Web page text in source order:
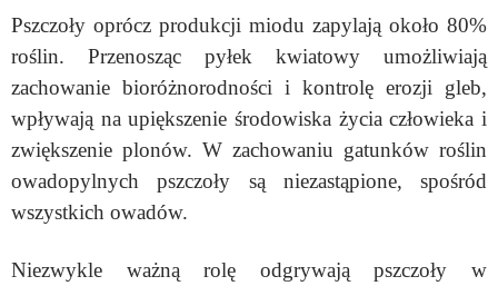
Pszczoły oprócz produkcji miodu zapylają około 80%
roślin. Przenosząc pyłek kwiatowy umożliwiają
zachowanie bioróżnorodności i kontrolę erozji gleb,
wpływają na upiększenie środowiska życia człowieka i
zwiększenie plonów. W zachowaniu gatunków roślin
owadopylnych pszczoły są niezastąpione, spośród
wszystkich owadów.
Niezwykle ważną rolę odgrywają pszczoły w